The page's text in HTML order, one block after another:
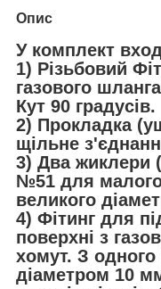
Опис
У комплект
1) Різьбовий
газового
Кут 90 градусів.
2) Прокладка
щільне
3) Два жиклери
№51 для
великого
4) Фітинг для
поверхні з
хомут. З
діаметром 10